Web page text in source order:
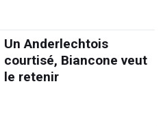
Un Anderlechtois
courtisé, Biancone veut
le retenir